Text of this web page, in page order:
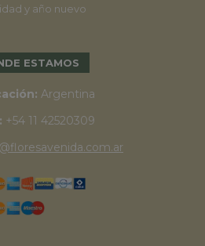
y año nuevo
ESTAMOS
Argentina
+54 11 42520309